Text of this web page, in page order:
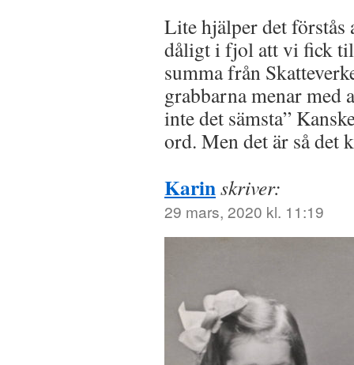
Lite hjälper det förstås
dåligt i fjol att vi fick
summa från
grabbarna menar med
inte det sämsta”
ord. Men det är så det
Karinskriver:
29 mars, 2020 kl. 11:19